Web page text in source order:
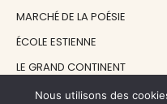
MARCHÉ DE LA POÉSIE
ÉCOLE ESTIENNE
LE GRAND CONTINENT
DIACRITIK
Nous utilisons des